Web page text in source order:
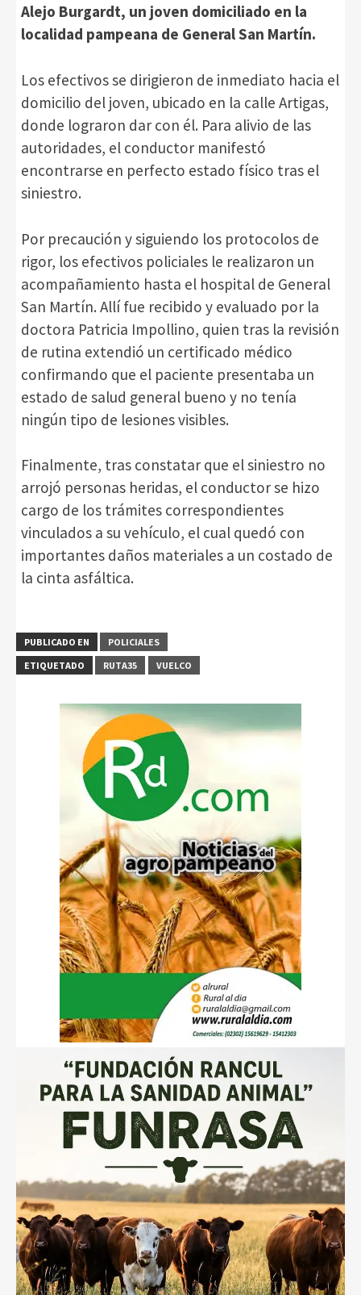
Alejo Burgardt, un joven domiciliado en la
localidad pampeana de General San Martín.
Los efectivos se dirigieron de inmediato hacia el
domicilio del joven, ubicado en la calle Artigas,
donde lograron dar con él. Para alivio de las
autoridades, el conductor manifestó
encontrarse en perfecto estado físico tras el
siniestro.
Por precaución y siguiendo los protocolos de
rigor, los efectivos policiales le realizaron un
acompañamiento hasta el hospital de General
San Martín. Allí fue recibido y evaluado por la
doctora Patricia Impollino, quien tras la revisión
de rutina extendió un certificado médico
confirmando que el paciente presentaba un
estado de salud general bueno y no tenía
ningún tipo de lesiones visibles.
Finalmente, tras constatar que el siniestro no
arrojó personas heridas, el conductor se hizo
cargo de los trámites correspondientes
vinculados a su vehículo, el cual quedó con
importantes daños materiales a un costado de
la cinta asfáltica.
PUBLICADO EN
POLICIALES
ETIQUETADO
RUTA35 VUELCO